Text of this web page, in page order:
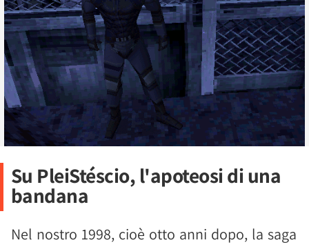
Su PleiStéscio, l'apoteosi di una
bandana
Nel nostro 1998, cioè otto anni dopo, la saga